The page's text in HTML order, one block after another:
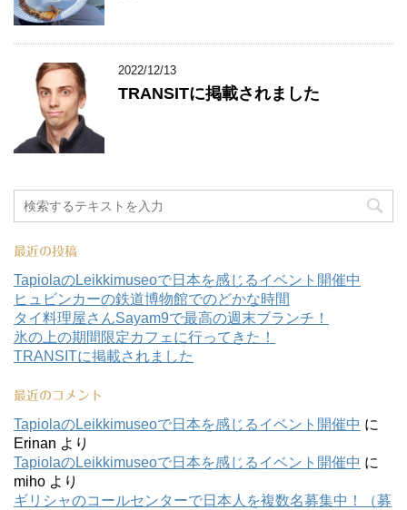
2022/12/13
TRANSITに掲載されました
最近の投稿
TapiolaのLeikkimuseoで日本を感じるイベント開催中
ヒュビンカーの鉄道博物館でのどかな時間
タイ料理屋さんSayam9で最高の週末ブランチ！
氷の上の期間限定カフェに行ってきた！
TRANSITに掲載されました
最近のコメント
TapiolaのLeikkimuseoで日本を感じるイベント開催中 に
Erinan より
TapiolaのLeikkimuseoで日本を感じるイベント開催中 に
miho より
ギリシャのコールセンターで日本人を複数名募集中！（募